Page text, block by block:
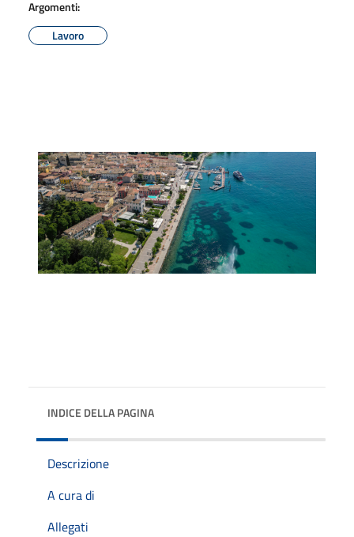
Argomenti:
Lavoro
INDICE DELLA PAGINA
Descrizione
A cura di
Allegati